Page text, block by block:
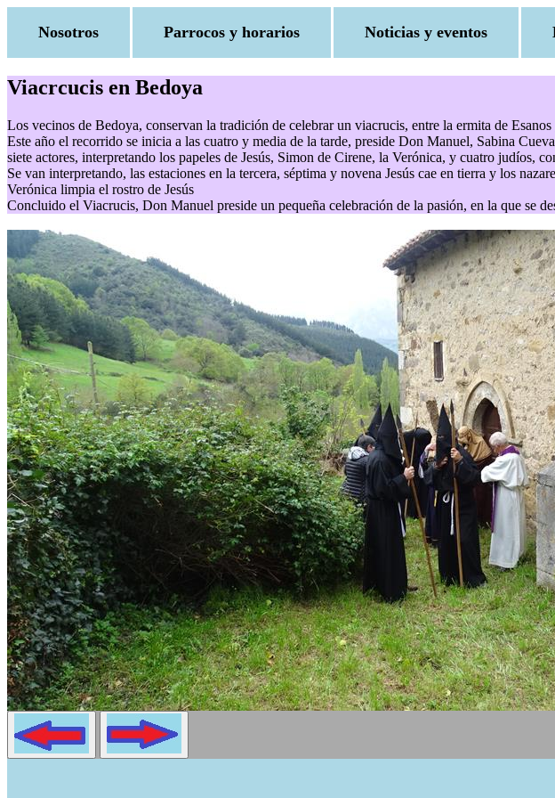
Nosotros Parrocos y horarios Noticias y eventos
Viacrcucis en Bedoya
Los vecinos de Bedoya, conservan la tradición de celebrar un viacrucis, entre la ermita de
Este año el recorrido se inicia a las cuatro y media de la tarde, preside Don Manuel, Sabina
siete actores, interpretando los papeles de Jesús, Simon de Cirene, la Verónica, y cuatro judíos,
Se van interpretando, las estaciones en la tercera, séptima y novena Jesús cae en tierra y los
Verónica limpia el rostro de Jesús
Concluido el Viacrucis, Don Manuel preside un pequeña celebración de la pasión, en la que se